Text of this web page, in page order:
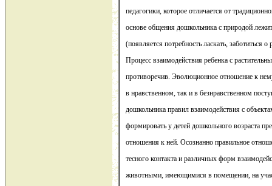
педагогики, которое отличается от
основе общения дошкольника с природой
(появляется потребность ласкать, заботиться
Процесс взаимодействия ребенка с
противоречив. Эволюционное отношение к
в нравственном, так и в безнравственном
дошкольника правил взаимодействия с
формировать у детей дошкольного возраста
отношения к ней. Осознанно правильное
тесного контакта и различных форм
животными, имеющимися в помещении, на